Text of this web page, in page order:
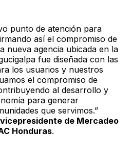
punto de atención para
así el compromiso de
nueva agencia ubicada en la
fue diseñada con las
los usuarios y nuestros
el compromiso de
al desarrollo y
para generar
que servimos.”
de Mercadeo
Honduras.